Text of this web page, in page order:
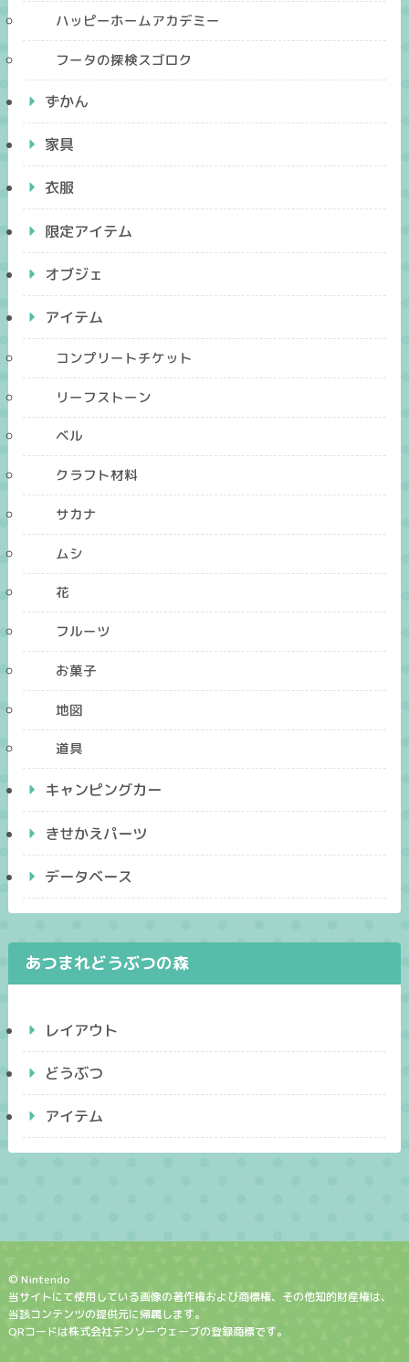
ハッピーホームアカデミー
フータの探検スゴロク
ずかん
家具
衣服
限定アイテム
オブジェ
アイテム
コンプリートチケット
リーフストーン
ベル
クラフト材料
サカナ
ムシ
花
フルーツ
お菓子
地図
道具
キャンピングカー
きせかえパーツ
データベース
あつまれどうぶつの森
レイアウト
どうぶつ
アイテム
© Nintendo
当サイトにて使用している画像の著作権および商標権、その他知的財産権は、
当該コンテンツの提供元に帰属します。
QRコードは株式会社デンソーウェーブの登録商標です。